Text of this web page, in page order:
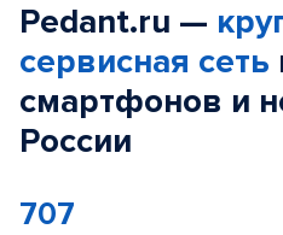
Pedant.ru —
сервисная сеть
смартфонов и
России
707